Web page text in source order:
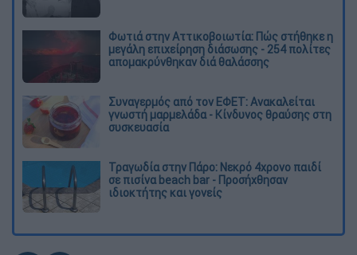
Φωτιά στην Αττικοβοιωτία: Πώς στήθηκε η
μεγάλη επιχείρηση διάσωσης - 254 πολίτες
απομακρύνθηκαν διά θαλάσσης
Συναγερμός από τον ΕΦΕΤ: Ανακαλείται
γνωστή μαρμελάδα - Κίνδυνος θραύσης στη
συσκευασία
Τραγωδία στην Πάρο: Νεκρό 4χρονο παιδί
σε πισίνα beach bar - Προσήχθησαν
ιδιοκτήτης και γονείς